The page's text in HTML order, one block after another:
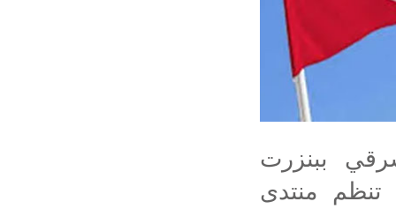
ببنزرت
تنظم منتدى